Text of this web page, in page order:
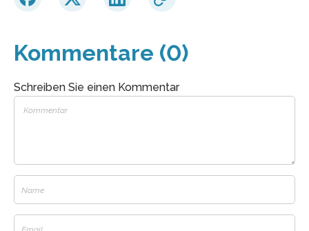
Kommentare (0)
Schreiben Sie einen Kommentar